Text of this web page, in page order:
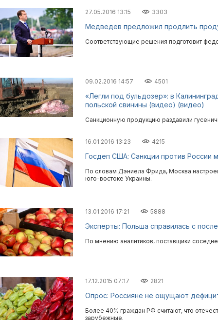
27.05.2016 13:15 3303
Медведев предложил продлить
Соответствующие решения подготовит
09.02.2016 14:57 4501
«Легли под бульдозер»: в
польской свинины (видео) (видео)
Санкционную продукцию раздавили
16.01.2016 13:23 4215
Госдеп США: Санкции против России
По словам Дэниела Фрида, Москва
юго-востоке Украины.
13.01.2016 17:21 5888
Эксперты: Польша справилась с
По мнению аналитиков, поставщики
17.12.2015 07:17 2821
Опрос: Россияне не ощущают
Более 40% граждан РФ считают, что
зарубежные.